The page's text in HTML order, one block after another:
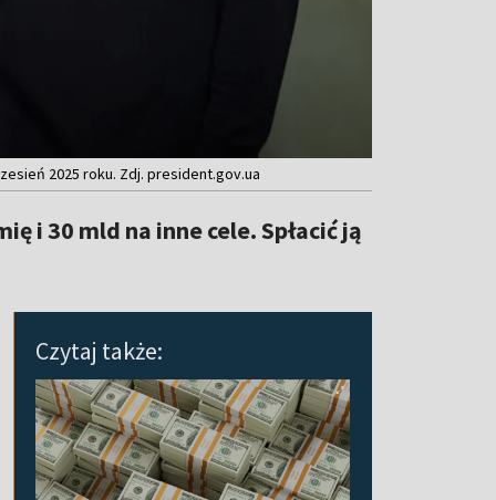
2025 roku. Zdj. president.gov.ua
i 30 mld na inne cele. Spłacić ją
Czytaj także: